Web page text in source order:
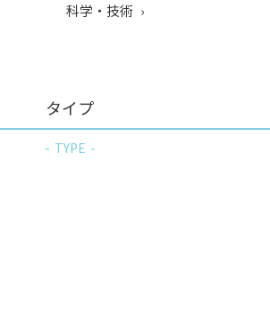
科学・技術
タイプ
TYPE